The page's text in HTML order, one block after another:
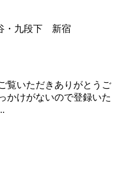
・九段下 新宿
覧いただきありがとうご
かけがないので登録いた